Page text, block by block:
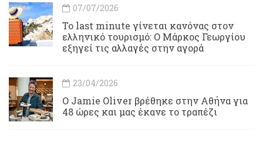
07/07/2026
Το last minute γίνεται κανόνας στον
ελληνικό τουρισμό: Ο Μάρκος Γεωργίου
εξηγεί τις αλλαγές στην αγορά
23/04/2026
Ο Jamie Oliver βρέθηκε στην Αθήνα για
48 ώρες και μας έκανε το τραπέζι